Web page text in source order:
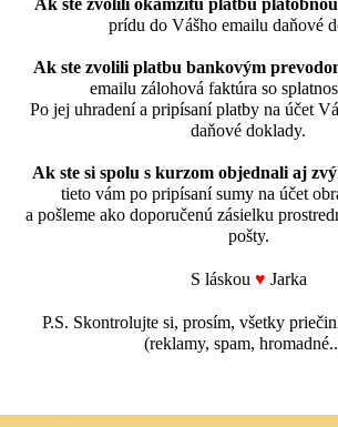
Ak ste zvolili okamžitú platbu
prídu do Vášho emailu daňové
Ak ste zvolili platbu bankovým
emailu zálohová faktúra so
Po jej uhradení a pripísaní platby na účet
daňové doklady.
Ak ste si spolu s kurzom objednali aj
tieto vám po pripísaní sumy na účet
a pošleme ako doporučenú zásielku
pošty.
S láskou ♥ Jarka
P.S. Skontrolujte si, prosím, všetky
(reklamy, spam,